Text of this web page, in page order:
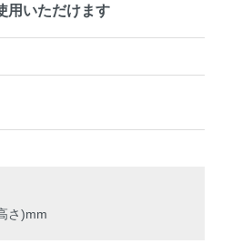
用いただけます
さ)mm